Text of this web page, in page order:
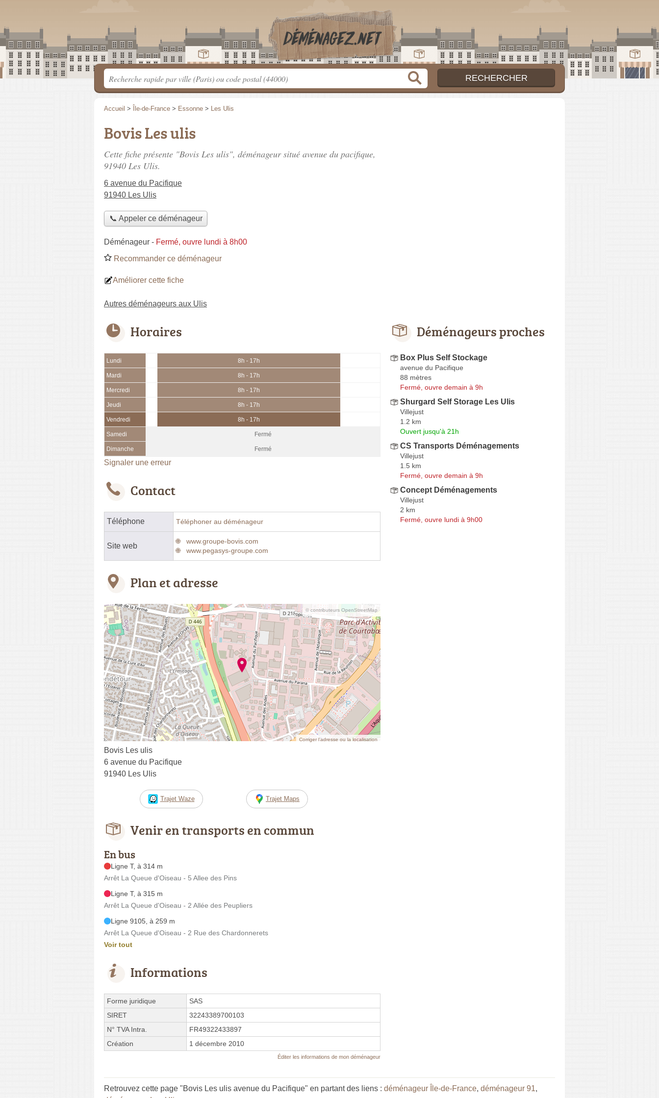
Accueil > Île-de-France > Essonne > Les Ulis
Bovis Les ulis
Cette fiche présente "Bovis Les ulis", déménageur situé avenue du pacifique,
91940 Les Ulis.
6 avenue du Pacifique
91940 Les Ulis
📞 Appeler ce déménageur
Déménageur - Fermé, ouvre lundi à 8h00
Recommander ce déménageur
Améliorer cette fiche
Autres déménageurs aux Ulis
Horaires
Lundi 8h - 17h
Mardi 8h - 17h
Mercredi 8h - 17h
Jeudi 8h - 17h
Vendredi 8h - 17h
Samedi Fermé
Dimanche Fermé
Signaler une erreur
Contact
Téléphone Téléphoner au déménageur
Site web
www.groupe-bovis.com
www.pegasys-groupe.com
Plan et adresse
© contributeurs OpenStreetMap
Corriger l’adresse ou la localisation
Bovis Les ulis
6 avenue du Pacifique
91940 Les Ulis
Trajet Waze Trajet Maps
Venir en transports en commun
En bus
Ligne T, à 314 m
Arrêt La Queue d'Oiseau - 5 Allee des Pins
Ligne T, à 315 m
Arrêt La Queue d'Oiseau - 2 Allée des Peupliers
Ligne 9105, à 259 m
Arrêt La Queue d'Oiseau - 2 Rue des Chardonnerets
Voir tout
Informations
Forme juridique
SAS
SIRET
32243389700103
N° TVA Intra.
FR49322433897
Création
1 décembre 2010
Éditer les informations de mon déménageur
Déménageurs proches
Box Plus Self Stockage
avenue du Pacifique
88 mètres
Fermé, ouvre demain à 9h
Shurgard Self Storage Les Ulis
Villejust
1.2 km
Ouvert jusqu'à 21h
CS Transports Déménagements
Villejust
1.5 km
Fermé, ouvre demain à 9h
Concept Déménagements
Villejust
2 km
Fermé, ouvre lundi à 9h00
Retrouvez cette page "Bovis Les ulis avenue du Pacifique" en partant des liens : déménageur Île-de-France, déménageur 91,